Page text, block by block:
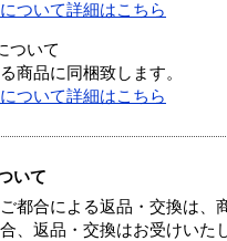
ついて詳細はこちら
ついて
商品に同梱致します。
ついて詳細はこちら
いて
都合による返品・交換は、
、返品・交換はお受けいた